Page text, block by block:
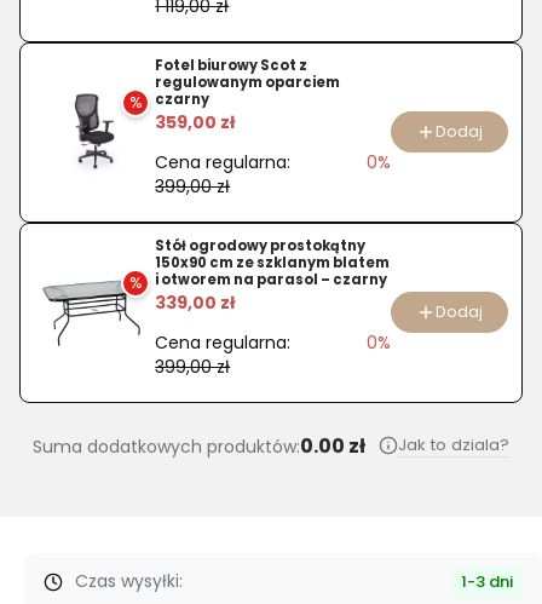
1 119,00 zł
%
Fotel biurowy Scot z
regulowanym oparciem
czarny
359,00 zł
Cena regularna:
399,00 zł
0%
Dodaj
%
Stół ogrodowy prostokątny
150x90 cm ze szklanym blatem
i otworem na parasol – czarny
339,00 zł
Cena regularna:
399,00 zł
0%
Dodaj
Suma dodatkowych produktów:0.00 zł Jak to dziala?
Czas wysyłki: 1-3 dni